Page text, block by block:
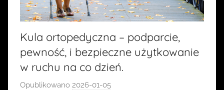
Kula ortopedyczna – podparcie,
pewność, i bezpieczne użytkowanie
w ruchu na co dzień.
Opublikowano 2026-01-05